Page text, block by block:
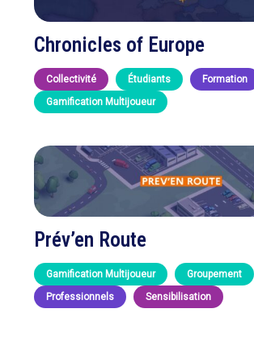
Chronicles of Europe
Collectivité Étudiants
Formation
Gamification Multijoueur
Prév’en Route
Gamification Multijoueur
Groupement
Professionnels
Sensibilisation